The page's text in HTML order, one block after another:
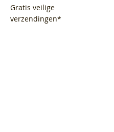
Gratis veilige
verzendingen*